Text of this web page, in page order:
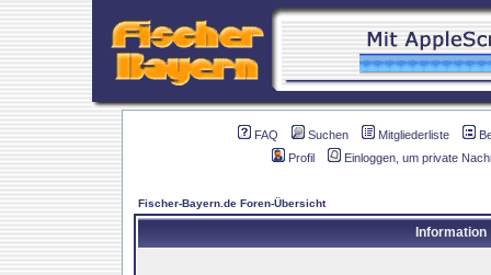
FAQ Suchen Mitgliederliste
Profil
Einloggen, um private
Fischer-Bayern.de Foren-Übersicht
Information